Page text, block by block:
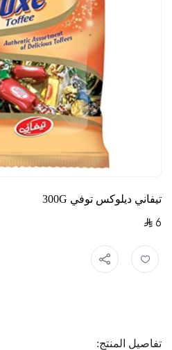
تيفاني ديلوكس توفي 300G
6
تفاصيل المنتج: